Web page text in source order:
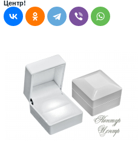
Центр!